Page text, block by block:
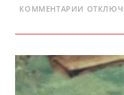
КОММЕНТАРИИ К
ПЕСНИ
ЛЕНТЯЙ